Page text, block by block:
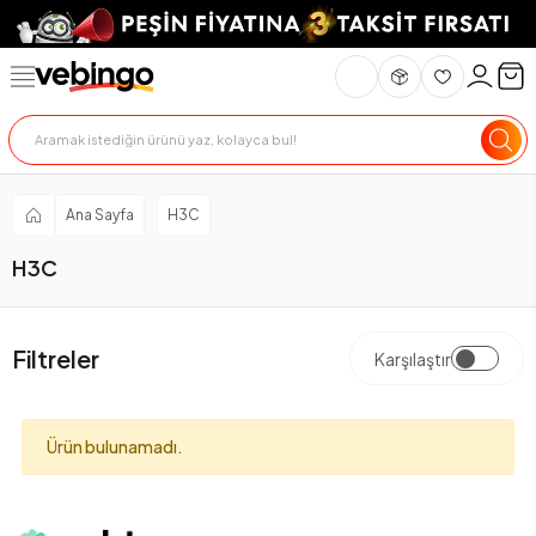
Ana Sayfa H3C
H3C
Filtreler Karşılaştır
Ürün bulunamadı.